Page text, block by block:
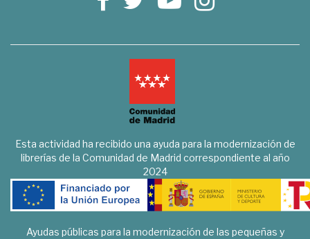
Esta actividad ha recibido una ayuda para la modernización de
librerías de la Comunidad de Madrid correspondiente al año
2024
Ayudas públicas para la modernización de las pequeñas y